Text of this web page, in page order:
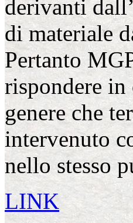
derivanti
di materiale
Pertanto
rispondere
genere che
intervenuto
nello stesso
LINK